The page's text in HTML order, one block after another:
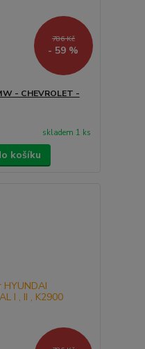
786 Kč
- 59 %
- CHEVROLET -
skladem 1 ks
košíku